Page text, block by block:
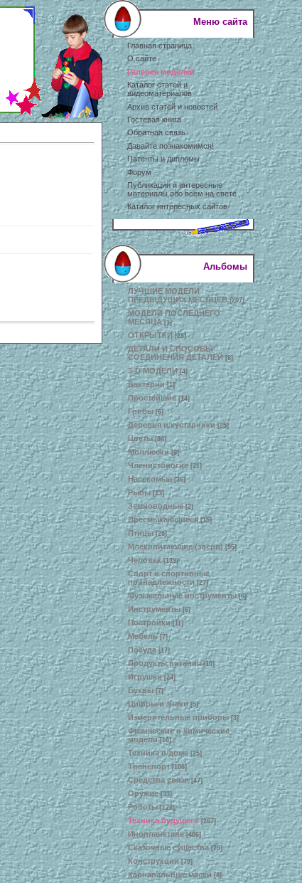
Меню сайта
Главная страница
О сайте
Галерея моделей
Каталог статей и
видеоматериалов
Архив статей и новостей
Гостевая книга
Обратная связь
Давайте познакомимся!
Патенты и дипломы
Форум
Публикации и интересные
материалы обо всем на свете
Каталог интересных сайтов
Альбомы
ЛУЧШИЕ МОДЕЛИ
ПРЕДЫДУЩИХ МЕСЯЦЕВ [207]
МОДЕЛИ ПОСЛЕДНЕГО
МЕСЯЦА [1]
ОТКРЫТКИ [28]
ДЕТАЛИ И СПОСОБЫ
СОЕДИНЕНИЯ ДЕТАЛЕЙ [8]
3-D МОДЕЛИ [4]
Бактерии [1]
Простейшие [14]
Грибы [6]
Деревья и кустарники [25]
Цветы [84]
Моллюски [6]
Членистоногие [21]
Насекомые [36]
Рыбы [13]
Земноводные [2]
Пресмыкающиеся [15]
Птицы [25]
Млекопитающие (звери) [95]
Человек [139]
Спорт и спортивные
принадлежности [27]
Музыкальные инструменты [6]
Инструменты [6]
Постройки [11]
Мебель [7]
Посуда [17]
Продукты питания [10]
Игрушки [24]
Буквы [7]
Цифры и знаки [5]
Измерительные приборы [3]
Физические и химические
модели [10]
Техника в доме [25]
Транспорт [106]
Средства связи [47]
Оружие [33]
Роботы [128]
Техника будущего [267]
Инопланетяне [406]
Сказочные существа [29]
Конструкции [79]
Карнавальные маски [8]